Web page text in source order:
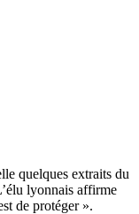
quelques extraits du
lyonnais affirme
de protéger ».